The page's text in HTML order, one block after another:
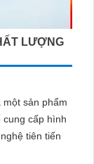
LƯỢNG
một sản phẩm
cấp hình